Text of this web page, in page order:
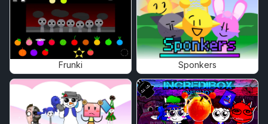
Frunki Sponkers